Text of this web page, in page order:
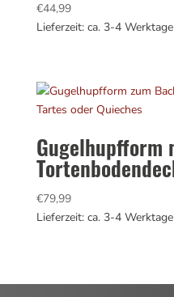
€44,99
Lieferzeit: ca. 3-4 Werktage
Gugelhupfform
€79,99
Lieferzeit: ca. 3-4 Werktage